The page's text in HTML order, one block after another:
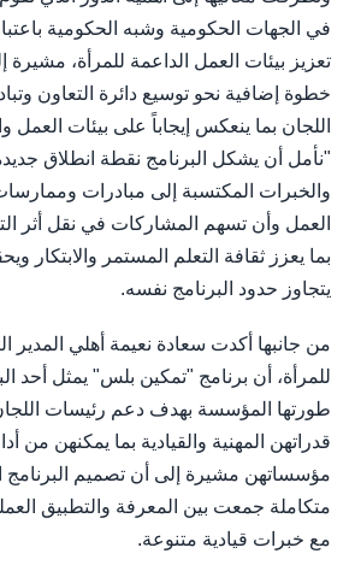
في الجهات الحكومية وشبه الحكومية
تعزيز بيئات العمل الداعمة للمرأة، مشيرة
خطوة إضافية نحو توسيع دائرة التعاون
اللجان بما ينعكس إيجاباً على بيئات
"نأمل أن يشكل البرنامج نقطة انطلاق
والخبرات المكتسبة إلى مبادرات
العمل وأن تسهم المشاركات في نقل أثر
بما يعزز ثقافة التعلم المستمر والابتكار
يتجاوز حدود البرنامج نفسه.
من جانبها أكدت سعادة نعيمة أهلي المدير
للمرأة، أن برنامج "تمكين بلس" يمثل أحد
طورتها المؤسسة بهدف دعم رئيسات اللجان
قدراتهن المهنية والقيادية بما يمكنهن من
مؤسساتهن مشيرة إلى أن تصميم البرنامج
متكاملة جمعت بين المعرفة والتطبيق
مع خبرات قيادية متنوعة.